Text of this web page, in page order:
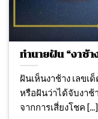
ทำนายฝัน “งาช้า
ฝันเห็นงาช้าง เลขเ
หรือฝันว่าได้จับงาช้
จากการเสี่ยงโชค [...]